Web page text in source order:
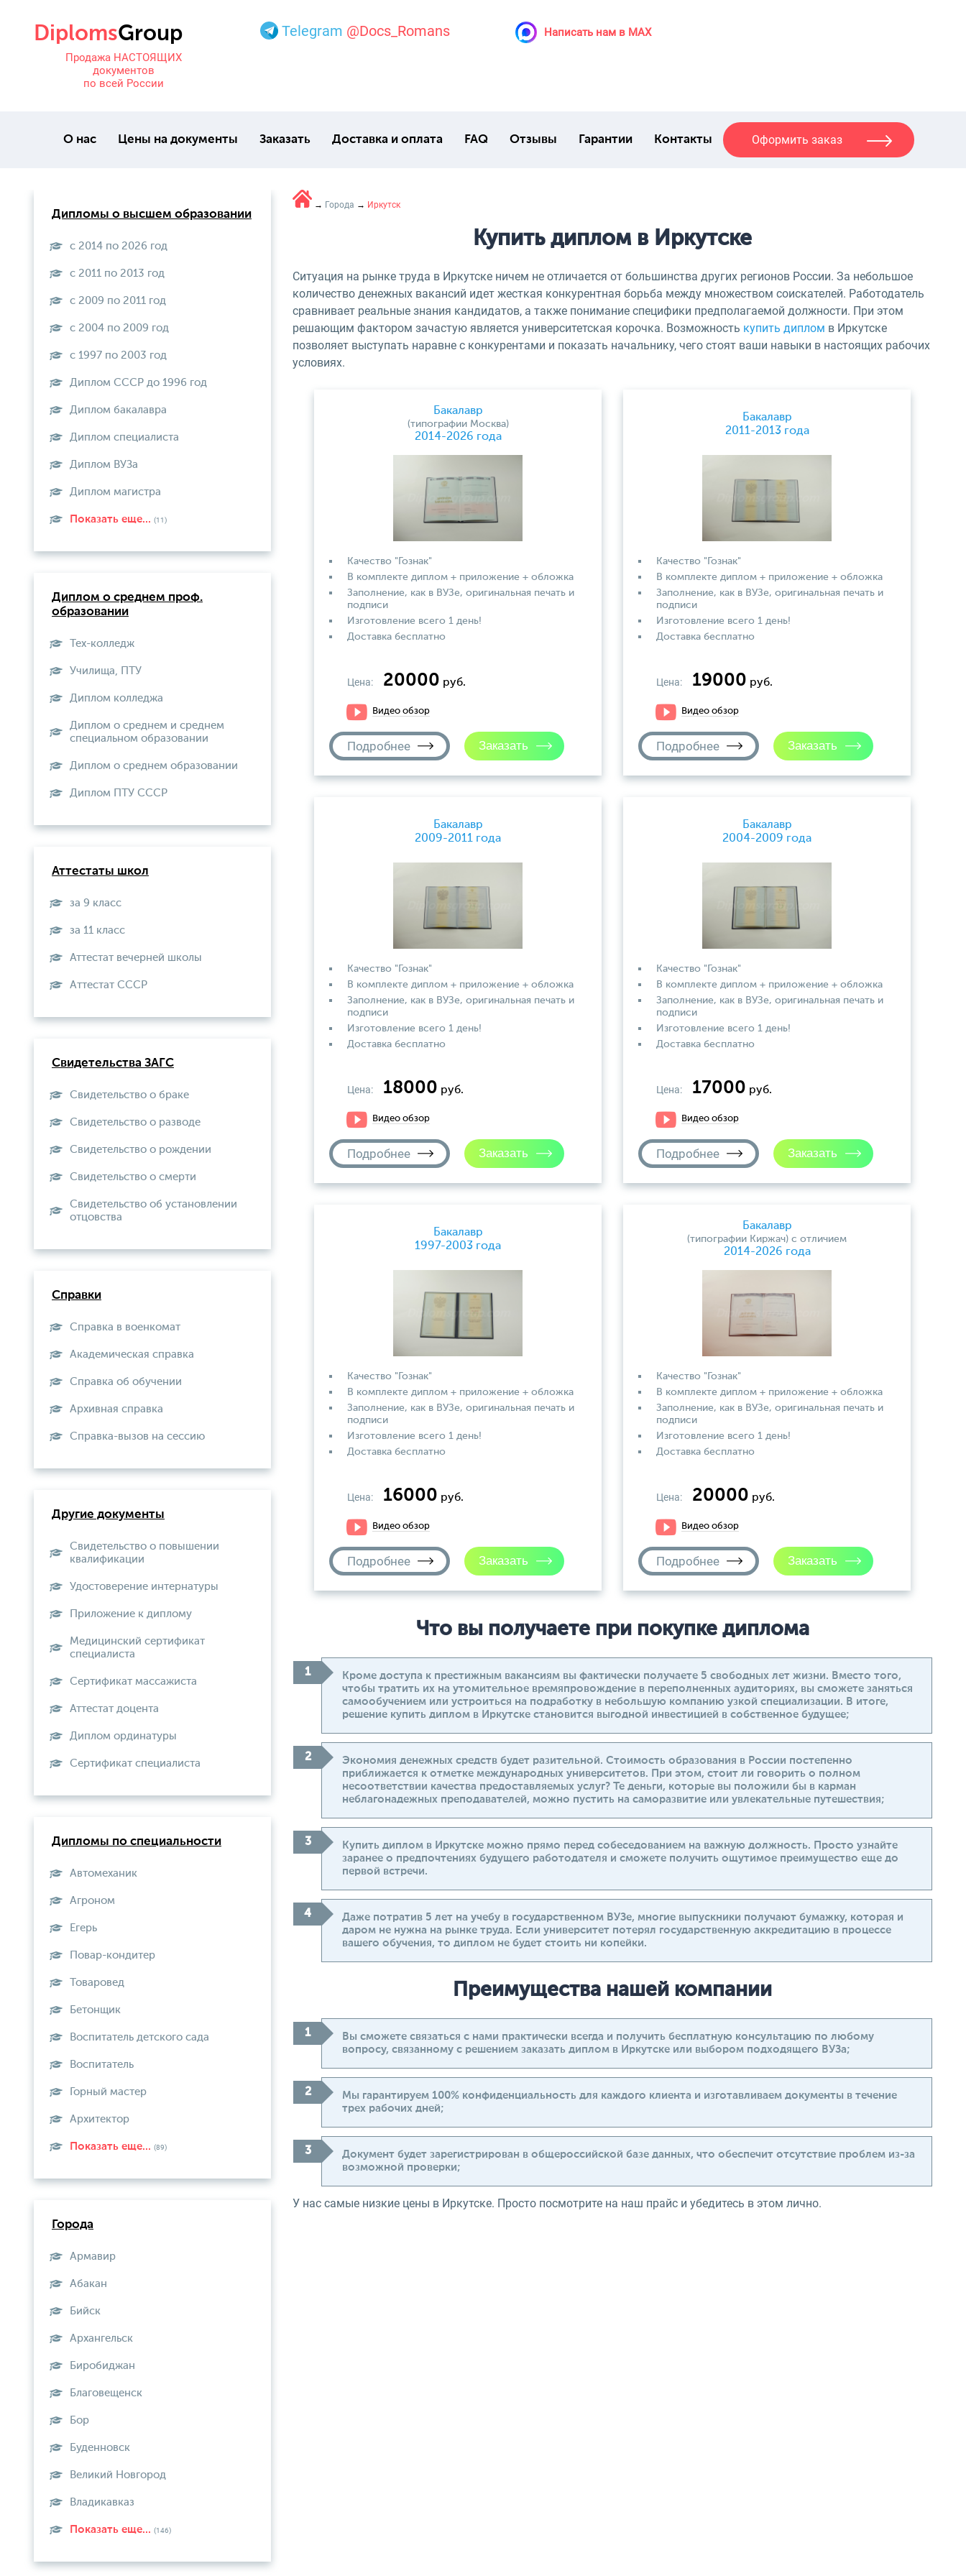
Продажа НАСТОЯЩИХ
документов
по всей России
Telegram @Docs_Romans Написать нам в MAX
О нас Цены на документы Заказать Доставка и оплата FAQ Отзывы Гарантии Контакты Оформить заказ
→ Города → Иркутск
Купить диплом в Иркутске
Ситуация на рынке труда в Иркутске ничем не отличается от большинства других регионов России. За небольшое
количество денежных вакансий идет жесткая конкурентная борьба между множеством соискателей. Работодатель
сравнивает реальные знания кандидатов, а также понимание специфики предполагаемой должности. При этом
решающим фактором зачастую является университетская корочка. Возможность купить диплом в Иркутске
позволяет выступать наравне с конкурентами и показать начальнику, чего стоят ваши навыки в настоящих рабочих
условиях.
Бакалавр
(типографии Москва)
2014-2026 года
Качество "Гознак"
В комплекте диплом + приложение + обложка
Заполнение, как в ВУЗе, оригинальная печать и
подписи
Изготовление всего 1 день!
Доставка бесплатно
Цена: 20000 руб.
Видео обзор
Подробнее
Бакалавр
2011-2013 года
Качество "Гознак"
В комплекте диплом + приложение + обложка
Заполнение, как в ВУЗе, оригинальная печать и
подписи
Изготовление всего 1 день!
Доставка бесплатно
Цена: 19000 руб.
Видео обзор
Подробнее
Бакалавр
2009-2011 года
Качество "Гознак"
В комплекте диплом + приложение + обложка
Заполнение, как в ВУЗе, оригинальная печать и
подписи
Изготовление всего 1 день!
Доставка бесплатно
Цена: 18000 руб.
Видео обзор
Подробнее
Бакалавр
2004-2009 года
Качество "Гознак"
В комплекте диплом + приложение + обложка
Заполнение, как в ВУЗе, оригинальная печать и
подписи
Изготовление всего 1 день!
Доставка бесплатно
Цена: 17000 руб.
Видео обзор
Подробнее
Бакалавр
1997-2003 года
Качество "Гознак"
В комплекте диплом + приложение + обложка
Заполнение, как в ВУЗе, оригинальная печать и
подписи
Изготовление всего 1 день!
Доставка бесплатно
Цена: 16000 руб.
Видео обзор
Подробнее
Бакалавр
(типографии Киржач) с отличием
2014-2026 года
Качество "Гознак"
В комплекте диплом + приложение + обложка
Заполнение, как в ВУЗе, оригинальная печать и
подписи
Изготовление всего 1 день!
Доставка бесплатно
Цена: 20000 руб.
Видео обзор
Подробнее
Что вы получаете при покупке диплома
Кроме доступа к престижным вакансиям вы фактически получаете 5 свободных лет жизни. Вместо того,
чтобы тратить их на утомительное времяпровождение в переполненных аудиториях, вы сможете заняться
самообучением или устроиться на подработку в небольшую компанию узкой специализации. В итоге,
решение купить диплом в Иркутске становится выгодной инвестицией в собственное будущее;
Экономия денежных средств будет разительной. Стоимость образования в России постепенно
приближается к отметке международных университетов. При этом, стоит ли говорить о полном
несоответствии качества предоставляемых услуг? Те деньги, которые вы положили бы в карман
неблагонадежных преподавателей, можно пустить на саморазвитие или увлекательные путешествия;
Купить диплом в Иркутске можно прямо перед собеседованием на важную должность. Просто узнайте
заранее о предпочтениях будущего работодателя и сможете получить ощутимое преимущество еще до
первой встречи.
Даже потратив 5 лет на учебу в государственном ВУЗе, многие выпускники получают бумажку, которая и
даром не нужна на рынке труда. Если университет потерял государственную аккредитацию в процессе
вашего обучения, то диплом не будет стоить ни копейки.
Преимущества нашей компании
Вы сможете связаться с нами практически всегда и получить бесплатную консультацию по любому
вопросу, связанному с решением заказать диплом в Иркутске или выбором подходящего ВУЗа;
Мы гарантируем 100% конфиденциальность для каждого клиента и изготавливаем документы в течение
трех рабочих дней;
Документ будет зарегистрирован в общероссийской базе данных, что обеспечит отсутствие проблем из-за
возможной проверки;
У нас самые низкие цены в Иркутске. Просто посмотрите на наш прайс и убедитесь в этом лично.
Дипломы о высшем образовании
с 2014 по 2026 год
с 2011 по 2013 год
с 2009 по 2011 год
с 2004 по 2009 год
с 1997 по 2003 год
Диплом СССР до 1996 год
Диплом бакалавра
Диплом специалиста
Диплом ВУЗа
Диплом магистра
Показать еще... (11)
Диплом о среднем проф.
образовании
Тех-колледж
Училища, ПТУ
Диплом колледжа
Диплом о среднем и среднем
специальном образовании
Диплом о среднем образовании
Диплом ПТУ СССР
Аттестаты школ
за 9 класс
за 11 класс
Аттестат вечерней школы
Aттестат СССР
Свидетельства ЗАГС
Свидетельство о браке
Свидетельство о разводе
Свидетельство о рождении
Свидетельство о смерти
Свидетельство об установлении
отцовства
Справки
Справка в военкомат
Академическая справка
Справка об обучении
Архивная справка
Справка-вызов на сессию
Другие документы
Свидетельство о повышении
квалификации
Удостоверение интернатуры
Приложение к диплому
Медицинский сертификат
специалиста
Сертификат массажиста
Аттестат доцента
Диплом ординатуры
Сертификат специалиста
Дипломы по специальности
Автомеханик
Агроном
Егерь
Повар-кондитер
Товаровед
Бетонщик
Воспитатель детского сада
Воспитатель
Горный мастер
Архитектор
Показать еще... (89)
Города
Армавир
Абакан
Бийск
Архангельск
Биробиджан
Благовещенск
Бор
Буденновск
Великий Новгород
Владикавказ
Показать еще... (146)